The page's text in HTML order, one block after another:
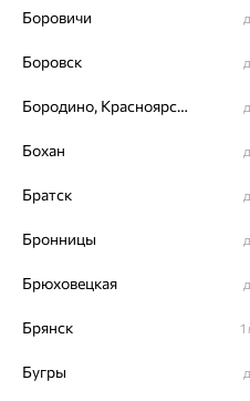
64%
фианит, SOKOLOV
от
Боровичи
Боровск
Бородино, Красноярский край
Бохан
Братск
Бронницы
Брюховецкая
Брянск 1
Бугры